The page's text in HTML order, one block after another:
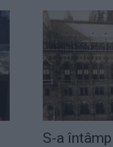
S-a